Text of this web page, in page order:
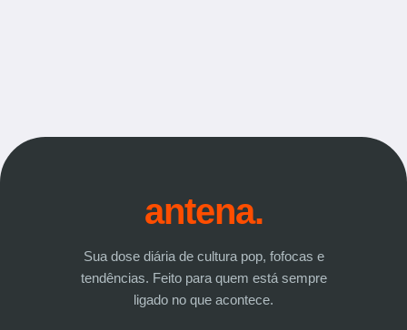
antena.
Sua dose diária de cultura pop, fofocas e
tendências. Feito para quem está sempre
ligado no que acontece.